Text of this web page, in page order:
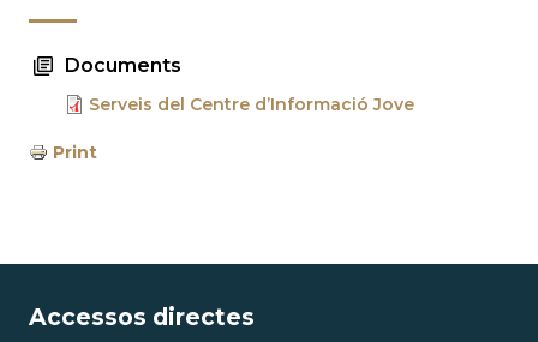
Documents
Serveis del Centre d’Informació Jove
Print
Accessos directes